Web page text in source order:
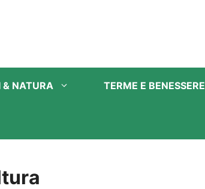
& NATURA TERME E BENESSERE